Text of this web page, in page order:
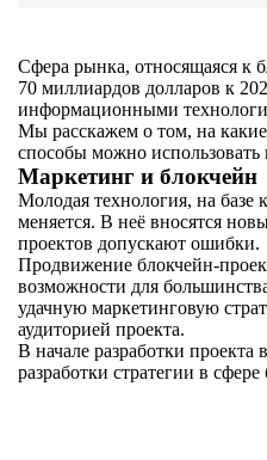
Сфера рынка, относящаяся к
70 миллиардов долларов к
информационными
Мы расскажем о том, на
способы можно использовать
Маркетинг и блокчейн
Молодая технология, на базе
меняется. В неё вносятся
проектов допускают ошибки.
Продвижение блокчейн-
возможности для
удачную маркетинговую
аудиторией проекта.
В начале разработки
разработки стратегии в